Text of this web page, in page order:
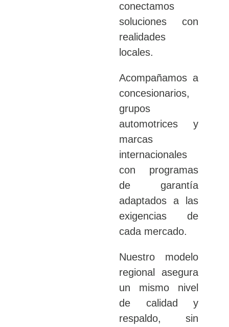
conectamos
soluciones con
realidades
locales.
Acompañamos a
concesionarios,
grupos
automotrices y
marcas
internacionales
con programas
de garantía
adaptados a las
exigencias de
cada mercado.
Nuestro modelo
regional asegura
un mismo nivel
de calidad y
respaldo, sin